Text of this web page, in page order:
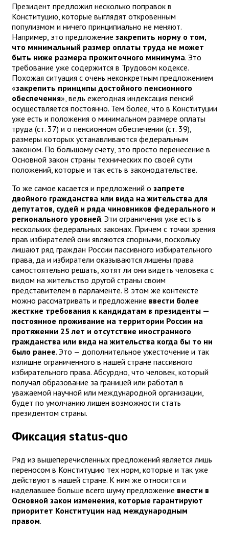
Президент предложил несколько поправок в
Конституцию, которые выглядят откровенным
популизмом и ничего принципиально не меняют.
Например, это предложение закрепить норму о том,
что минимальный размер оплаты труда не может
быть ниже размера прожиточного минимума. Это
требование уже содержится в Трудовом кодексе.
Похожая ситуация с очень неконкретным предложением
«закрепить принципы достойного пенсионного
обеспечения», ведь ежегодная индексация пенсий
осуществляется постоянно. Тем более, что в Конституции
уже есть и положения о минимальном размере оплаты
труда (ст. 37) и о пенсионном обеспечении (ст. 39),
размеры которых устанавливаются федеральным
законом. По большому счету, это просто перенесение в
Основной закон страны технических по своей сути
положений, которые и так есть в законодательстве.
То же самое касается и предложений о запрете
двойного гражданства или вида на жительства для
депутатов, судей и ряда чиновников федерального и
регионального уровней. Эти ограничения уже есть в
нескольких федеральных законах. Причем с точки зрения
прав избирателей они являются спорными, поскольку
лишают ряд граждан России пассивного избирательного
права, да и избиратели оказываются лишены права
самостоятельно решать, хотят ли они видеть человека с
видом на жительство другой страны своим
представителем в парламенте. В этом же контексте
можно рассматривать и предложение ввести более
жесткие требования к кандидатам в президенты —
постоянное проживание на территории России на
протяжении 25 лет и отсутствие иностранного
гражданства или вида на жительства когда бы то ни
было ранее. Это — дополнительное ужесточение и так
излишне ограниченного в нашей стране пассивного
избирательного права. Абсурдно, что человек, который
получал образование за границей или работал в
уважаемой научной или международной организации,
будет по умолчанию лишен возможности стать
президентом страны.
Фиксация status-quo
Ряд из вышеперечисленных предложений является лишь
переносом в Конституцию тех норм, которые и так уже
действуют в нашей стране. К ним же относится и
наделавшее больше всего шуму предложение внести в
Основной закон изменения, которые гарантируют
приоритет Конституции над международным
правом.